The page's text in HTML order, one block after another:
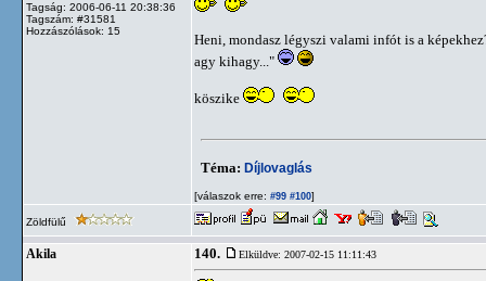
Tagság: 2006-06-11 20:38:36
Tagszám: #31581
Hozzászólások: 15
Heni, mondasz légyszi valami infót is a
agy kihagy..."
köszike
Téma: Díjlovaglás
[válaszok erre: #99 #100]
Zöldfülű
Akila 140. Elküldve: 2007-02-15 11:11:43